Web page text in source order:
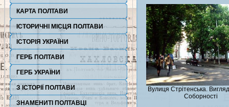
КАРТА ПОЛТАВИ
ІСТОРИЧНІ МІСЦЯ ПОЛТАВИ
ІСТОРІЯ УКРАЇНИ
ГЕРБ ПОЛТАВИ
ГЕРБ УКРАЇНИ
З ІСТОРІЇ ПОЛТАВИ
ЗНАМЕНИТІ ПОЛТАВЦІ
Вулиця Стрітенська.
Соборності